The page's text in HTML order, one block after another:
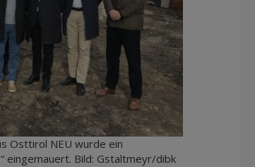
Osttirol NEU wurde ein
eingemauert. Bild: Gstaltmeyr/dibk